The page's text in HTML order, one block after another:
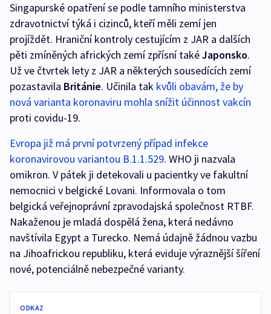
Singapurské opatření se podle tamního ministerstva
zdravotnictví týká i cizinců, kteří měli zemí jen
projíždět. Hraniční kontroly cestujícím z JAR a dalších
pěti zmíněných afrických zemí zpřísní takéJaponsko.
Už ve čtvrtek lety z JAR a některých sousedících zemí
pozastavila Británie. Učinila tak kvůli obavám, že by
nová varianta koronaviru mohla snížit účinnost vakcín
proti covidu-19.
Evropa již má první potvrzený případ infekce
koronavirovou variantou B.1.1.529. WHO ji nazvala
omikron. V pátek ji detekovali u pacientky ve fakultní
nemocnici v belgické Lovani. Informovala o tom
belgická veřejnoprávní zpravodajská společnost RTBF.
Nakaženou je mladá dospělá žena, která nedávno
navštívila Egypt a Turecko. Nemá údajně žádnou vazbu
na Jihoafrickou republiku, která eviduje výraznější šíření
nové, potenciálně nebezpečné varianty.
ODKAZ